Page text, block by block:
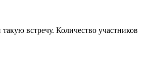
встречу. Количество участников